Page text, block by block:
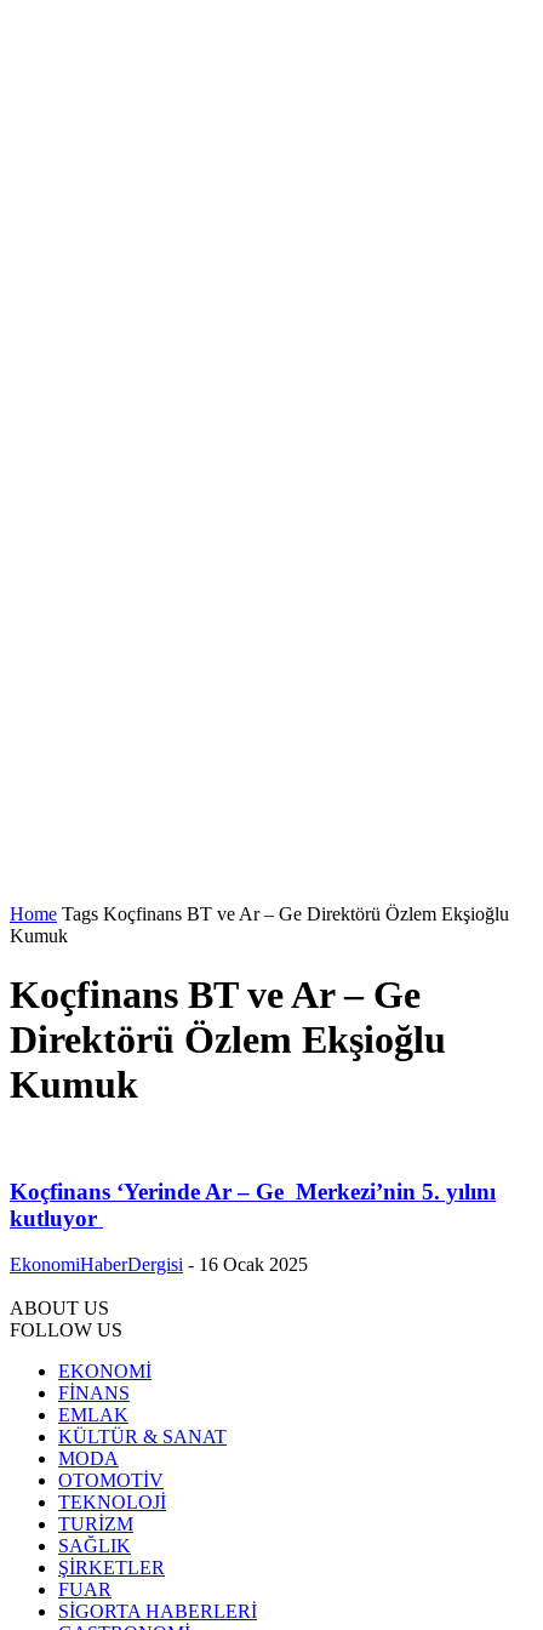
Home Tags Koçfinans BT ve Ar – Ge Direktörü Özlem Ekşioğlu
Kumuk
Koçfinans BT ve Ar – Ge
Direktörü Özlem Ekşioğlu
Kumuk
Koçfinans ‘Yerinde Ar – Ge Merkezi’nin 5. yılını
kutluyor
EkonomiHaberDergisi - 16 Ocak 2025
ABOUT US
FOLLOW US
EKONOMİ
FİNANS
EMLAK
KÜLTÜR & SANAT
MODA
OTOMOTİV
TEKNOLOJİ
TURİZM
SAĞLIK
ŞİRKETLER
FUAR
SİGORTA HABERLERİ